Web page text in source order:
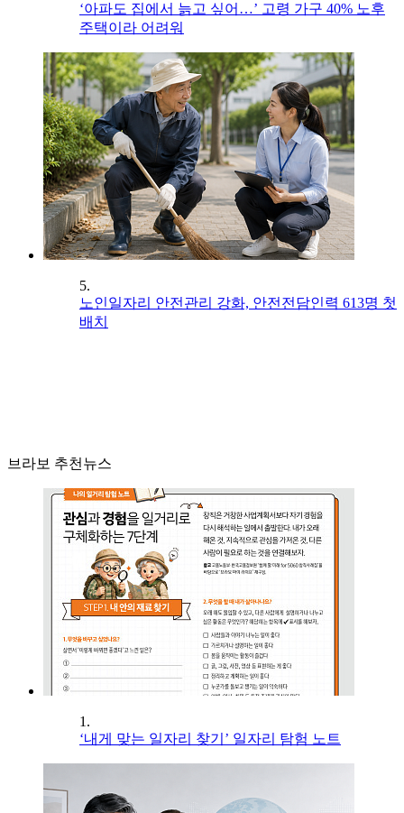
‘아파도 집에서 늙고 싶어…’ 고령 가구 40% 노후
주택이라 어려워
5.
노인일자리 안전관리 강화, 안전전담인력 613명 첫
배치
브라보 추천뉴스
1.
‘내게 맞는 일자리 찾기’ 일자리 탐험 노트